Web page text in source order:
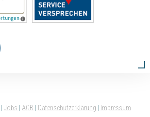
Jobs AGB Datenschutzerklärung Impressum